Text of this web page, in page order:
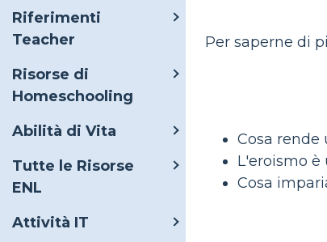
Riferimenti
Teacher
Risorse di
Homeschooling
Abilità di Vita
Tutte le Risorse
ENL
Attività IT
Per saperne di
Cosa rende
L'eroismo
Cosa